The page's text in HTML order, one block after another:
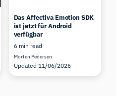
Das Affectiva Emotion SDK
ist jetzt für Android
verfügbar
6 min read
Morten Pedersen
Updated 11/06/2026